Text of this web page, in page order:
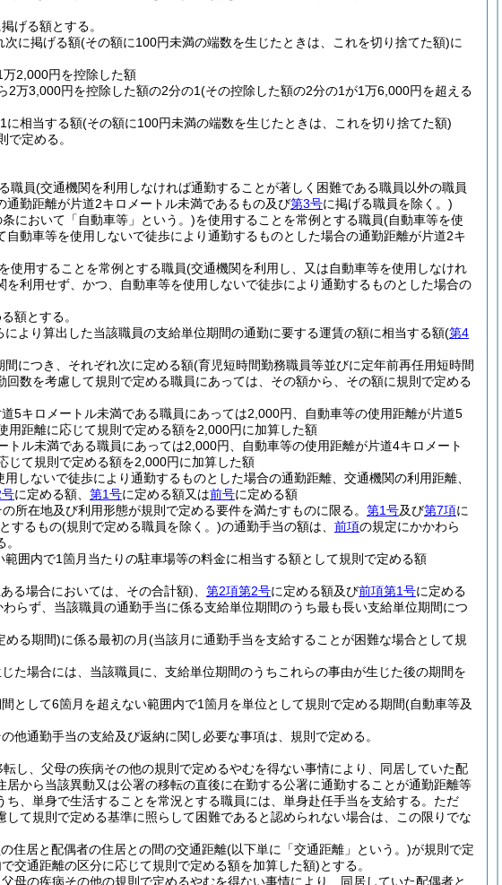
げる額とする。
に掲げる額(その額に100円未満の端数を生じたときは、これを切り捨てた額)に
2,000円を控除した額
万3,000円を控除した額の2分の1(その控除した額の2分の1が1万6,000円を超える
に相当する額(その額に100円未満の端数を生じたときは、これを切り捨てた額)
定める。
職員(交通機関を利用しなければ通勤することが著しく困難である職員以外の職員
勤距離が片道2キロメートル未満であるもの及び第3号に掲げる職員を除く。)
において「自動車等」という。)を使用することを常例とする職員(自動車等を使
動車等を使用しないで徒歩により通勤するものとした場合の通勤距離が片道2キ
使用することを常例とする職員(交通機関を利用し、又は自動車等を使用しなけれ
利用せず、かつ、自動車等を使用しないで徒歩により通勤するものとした場合の
額とする。
より算出した当該職員の支給単位期間の通勤に要する運賃の額に相当する額(第4
につき、それぞれ次に定める額(育児短時間勤務職員等並びに定年前再任用短時間
数を考慮して規則で定める職員にあっては、その額から、その額に規則で定める
キロメートル未満である職員にあっては2,000円、自動車等の使用距離が片道5
距離に応じて規則で定める額を2,000円に加算した額
ル未満である職員にあっては2,000円、自動車等の使用距離が片道4キロメート
じて規則で定める額を2,000円に加算した額
ないで徒歩により通勤するものとした場合の通勤距離、交通機関の利用距離、
に定める額、 第1号に定める額又は前号に定める額
所在地及び利用形態が規則で定める要件を満たすものに限る。 第1号及び第7項に
するもの(規則で定める職員を除く。)の通勤手当の額は、 前項の規定にかかわら
囲内で1箇月当たりの駐車場等の料金に相当する額として規則で定める額
る場合においては、その合計額) 第2項第2号に定める額及び前項第1号に定める
らず、当該職員の通勤手当に係る支給単位期間のうち最も長い支給単位期間につ
める期間)に係る最初の月(当該月に通勤手当を支給することが困難な場合として規
た場合には、当該職員に、支給単位期間のうちこれらの事由が生じた後の期間を
として6箇月を超えない範囲内で1箇月を単位として規則で定める期間(自動車等及
他通勤手当の支給及び返納に関し必要な事項は、規則で定める。
し、父母の疾病その他の規則で定めるやむを得ない事情により、同居していた配
から当該異動又は公署の移転の直後に在勤する公署に通勤することが通勤距離等
、単身で生活することを常況とする職員には、単身赴任手当を支給する。 ただ
て規則で定める基準に照らして困難であると認められない場合は、この限りでな
住居と配偶者の住居との間の交通距離(以下単に「交通距離」という。)が規則で定
交通距離の区分に応じて規則で定める額を加算した額)とする。
母の疾病その他の規則で定めるやむを得ない事情により、同居していた配偶者と